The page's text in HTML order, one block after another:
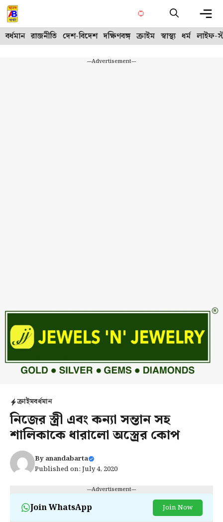
Skip
to
content
বর্ধমান রাজনীতি দেশ-বিদেশ দক্ষিণবঙ্গ ক্রাইম স্বাস্থ্য ধর্ম লাইফ-
---Advertisement---
ক্রাইমবর্ধমান
নিজের স্ত্রী এবং কন্যা সন্তান সহ
শালিকাকে ধারালো অস্ত্রের কোপ
Byanandabarta
Published on: July 4, 2020
---Advertisement---
Join WhatsApp Join Now